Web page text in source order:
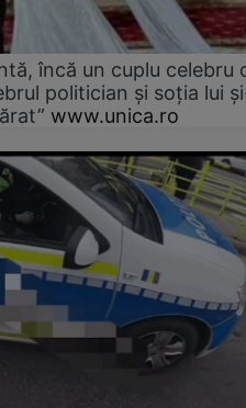
încă un cuplu celebru
politician și soția lui
www.unica.ro